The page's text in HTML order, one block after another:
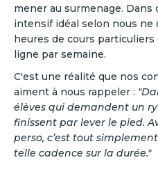
mener au surmenage. Dans
intensif idéal selon nous ne
heures de cours
ligne par semaine.
C'est une réalité que nos
aiment à nous rappeler :
élèves qui demandent un
finissent par lever le pied.
perso, c’est tout
telle cadence sur la durée."